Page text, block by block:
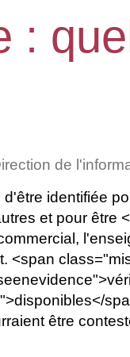
:
de
identifiée
et pour être
<span
être